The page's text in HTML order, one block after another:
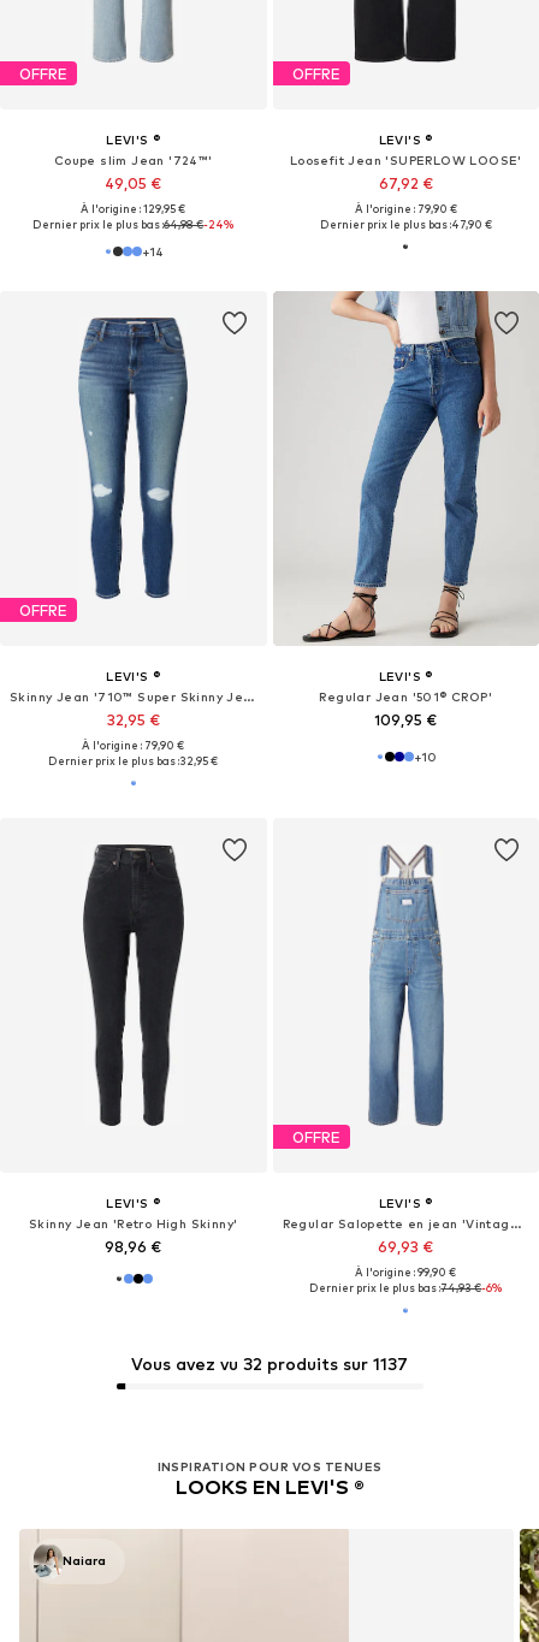
OFFRE
LEVI'S ®
Coupe slim Jean '724™'
49,05 €
À l'origine : 129,95 €
Dernier prix le plus bas :64,98 €-24%
+14
OFFRE
LEVI'S ®
Loosefit Jean 'SUPERLOW LOOSE'
67,92 €
À l'origine : 79,90 €
Dernier prix le plus bas :47,90 €
OFFRE
LEVI'S ®
Skinny Jean '710™ Super Skinny Jeans'
32,95 €
À l'origine : 79,90 €
Dernier prix le plus bas :32,95 €
LEVI'S ®
Regular Jean '501® CROP'
109,95 €
+10
LEVI'S ®
Skinny Jean 'Retro High Skinny'
98,96 €
OFFRE
LEVI'S ®
Regular Salopette en jean 'Vintage Denim Overalls'
69,93 €
À l'origine : 99,90 €
Dernier prix le plus bas :74,93 €-6%
Vous avez vu 32 produits sur 1137
INSPIRATION POUR VOS TENUES
LOOKS EN LEVI'S ®
Naiara